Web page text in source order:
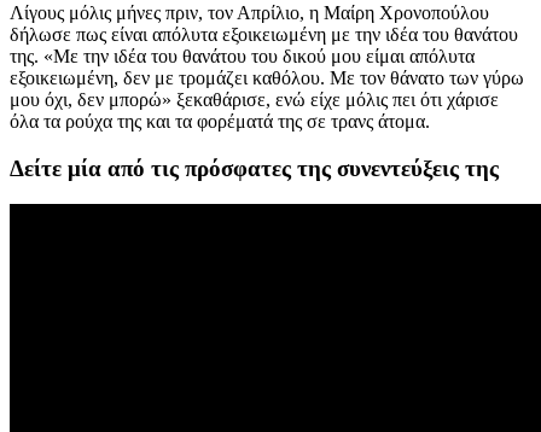
Λίγους μόλις μήνες πριν, τον Απρίλιο, η Μαίρη Χρονοπούλου
δήλωσε πως είναι απόλυτα εξοικειωμένη με την ιδέα του θανάτου
της. «Με την ιδέα του θανάτου του δικού μου είμαι απόλυτα
εξοικειωμένη, δεν με τρομάζει καθόλου. Με τον θάνατο των γύρω
μου όχι, δεν μπορώ» ξεκαθάρισε, ενώ είχε μόλις πει ότι χάρισε
όλα τα ρούχα της και τα φορέματά της σε τρανς άτομα.
Δείτε μία από τις πρόσφατες της συνεντεύξεις της